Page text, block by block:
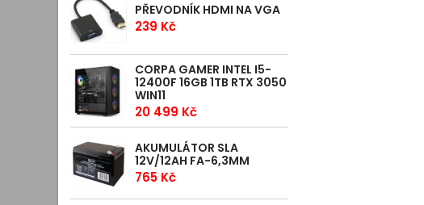
PŘEVODNÍK HDMI NA VGA
239 Kč
CORPA GAMER INTEL I5-
12400F 16GB 1TB RTX 3050
WIN11
20 499 Kč
AKUMULÁTOR SLA
12V/12AH FA-6,3MM
765 Kč